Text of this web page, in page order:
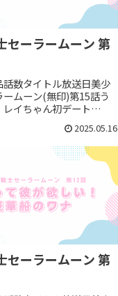
セーラームーン 第
話数タイトル放送日美少
ームーン(無印)第15話う
レイちゃん初デート
：紋章のターゲット今回の
トは都会の中にある自
の管理人の...
2025.05.16
セーラームーン 第